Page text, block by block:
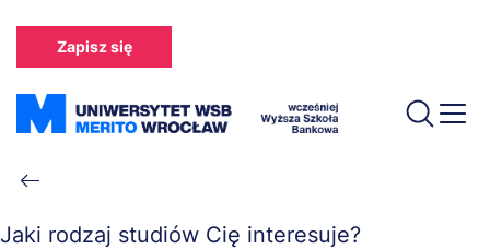
treści
Zapisz się
Ścieżka
nawigacyjna
Jaki rodzaj studiów Cię interesuje?